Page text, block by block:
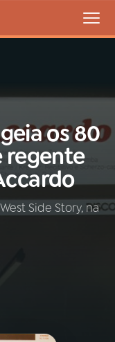
AO VIVO
os 80
regente
Side Story, na